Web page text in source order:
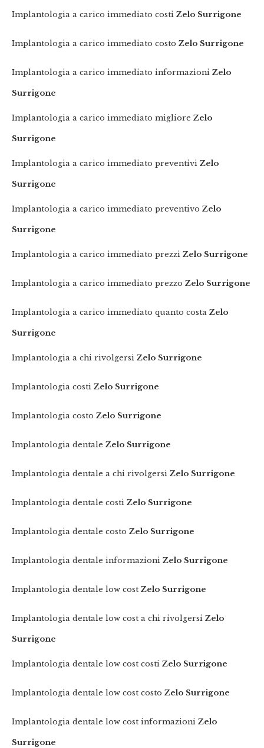
Implantologia a carico immediato costi Zelo Surrigone
Implantologia a carico immediato costo Zelo Surrigone
Implantologia a carico immediato informazioni Zelo
Surrigone
Implantologia a carico immediato migliore Zelo
Surrigone
Implantologia a carico immediato preventivi Zelo
Surrigone
Implantologia a carico immediato preventivo Zelo
Surrigone
Implantologia a carico immediato prezzi Zelo Surrigone
Implantologia a carico immediato prezzo Zelo Surrigone
Implantologia a carico immediato quanto costa Zelo
Surrigone
Implantologia a chi rivolgersi Zelo Surrigone
Implantologia costi Zelo Surrigone
Implantologia costo Zelo Surrigone
Implantologia dentale Zelo Surrigone
Implantologia dentale a chi rivolgersi Zelo Surrigone
Implantologia dentale costi Zelo Surrigone
Implantologia dentale costo Zelo Surrigone
Implantologia dentale informazioni Zelo Surrigone
Implantologia dentale low cost Zelo Surrigone
Implantologia dentale low cost a chi rivolgersi Zelo
Surrigone
Implantologia dentale low cost costi Zelo Surrigone
Implantologia dentale low cost costo Zelo Surrigone
Implantologia dentale low cost informazioni Zelo
Surrigone